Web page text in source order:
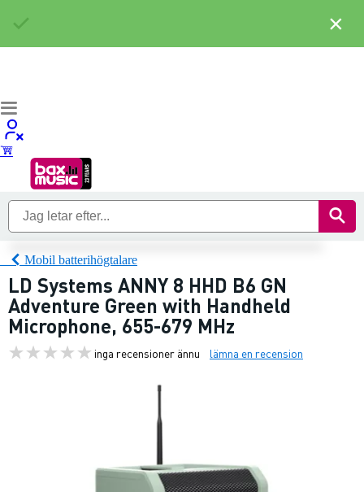
Mobil batterihögtalare
LD Systems ANNY 8 HHD B6 GN
Adventure Green with Handheld
Microphone, 655-679 MHz
inga recensioner ännu lämna en recension
×